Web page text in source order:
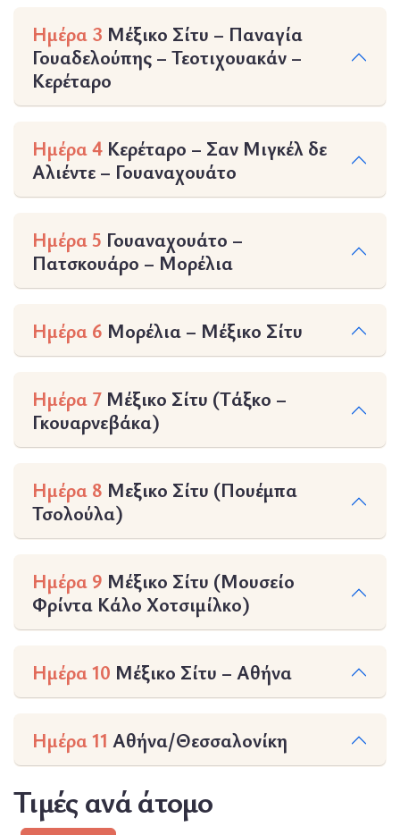
Ημέρα 3 Μέξικο Σίτυ – Παναγία
Γουαδελούπης – Τεοτιχουακάν –
Κερέταρο
Ημέρα 4 Κερέταρο – Σαν Μιγκέλ δε
Αλιέντε – Γουαναχουάτο
Ημέρα 5 Γουαναχουάτο –
Πατσκουάρο – Μορέλια
Ημέρα 6 Μορέλια – Μέξικο Σίτυ
Ημέρα 7 Μέξικο Σίτυ (Τάξκο –
Γκουαρνεβάκα)
Ημέρα 8 Μεξικο Σίτυ (Πουέμπα
Τσολούλα)
Ημέρα 9 Μέξικο Σίτυ (Μουσείο
Φρίντα Κάλο Χοτσιμίλκο)
Ημέρα 10 Μέξικο Σίτυ – Αθήνα
Ημέρα 11 Αθήνα/Θεσσαλονίκη
Τιμές ανά άτομο